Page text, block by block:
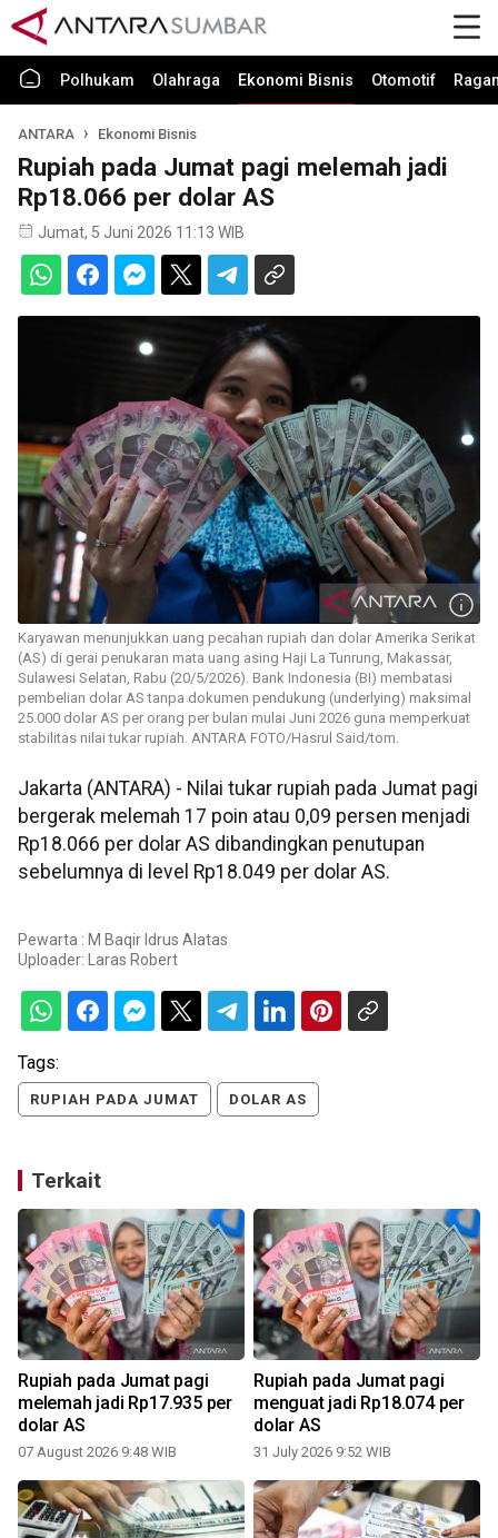
Polhukam Olahraga Ekonomi Bisnis Otomotif
ANTARA Ekonomi Bisnis
Rupiah pada Jumat pagi melemah jadi
Rp18.066 per dolar AS
Jumat, 5 Juni 2026 11:13 WIB
Karyawan menunjukkan uang pecahan rupiah dan dolar Amerika Serikat
(AS) di gerai penukaran mata uang asing Haji La Tunrung, Makassar,
Sulawesi Selatan, Rabu (20/5/2026). Bank Indonesia (BI) membatasi
pembelian dolar AS tanpa dokumen pendukung (underlying) maksimal
25.000 dolar AS per orang per bulan mulai Juni 2026 guna memperkuat
stabilitas nilai tukar rupiah. ANTARA FOTO/Hasrul Said/tom.
Jakarta (ANTARA) - Nilai tukar rupiah pada Jumat pagi
bergerak melemah 17 poin atau 0,09 persen menjadi
Rp18.066 per dolar AS dibandingkan penutupan
sebelumnya di level Rp18.049 per dolar AS.
Pewarta : M Baqir Idrus Alatas
Uploader:
Laras Robert
Tags:
RUPIAH PADA JUMAT DOLAR AS
Terkait
Rupiah pada Jumat pagi
melemah jadi Rp17.935 per
dolar AS
07 August 2026 9:48 WIB
Rupiah pada Jumat pagi
menguat jadi Rp18.074 per
dolar AS
31 July 2026 9:52 WIB